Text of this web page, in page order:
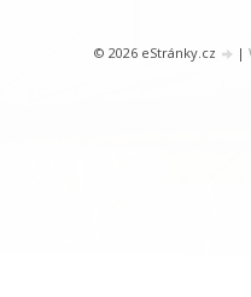
© 2026 eStránky.cz |